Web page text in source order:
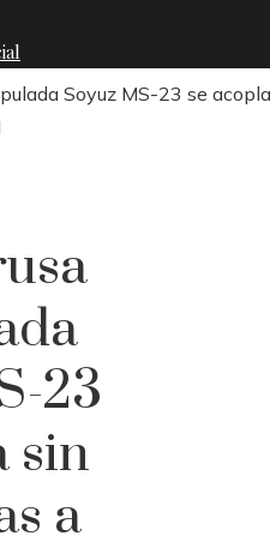
Soyuz MS-23 se
23
sin
a